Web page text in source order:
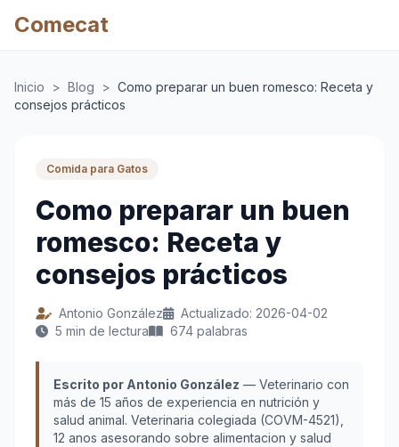
Comecat
Inicio > Blog > Como preparar un buen romesco: Receta y
consejos prácticos
Comida para Gatos
Como preparar un buen
romesco: Receta y
consejos prácticos
Antonio González
Actualizado: 2026-04-02
5 min de lectura
674 palabras
Escrito por Antonio González — Veterinario con
más de 15 años de experiencia en nutrición y
salud animal. Veterinaria colegiada (COVM-4521),
12 anos asesorando sobre alimentacion y salud